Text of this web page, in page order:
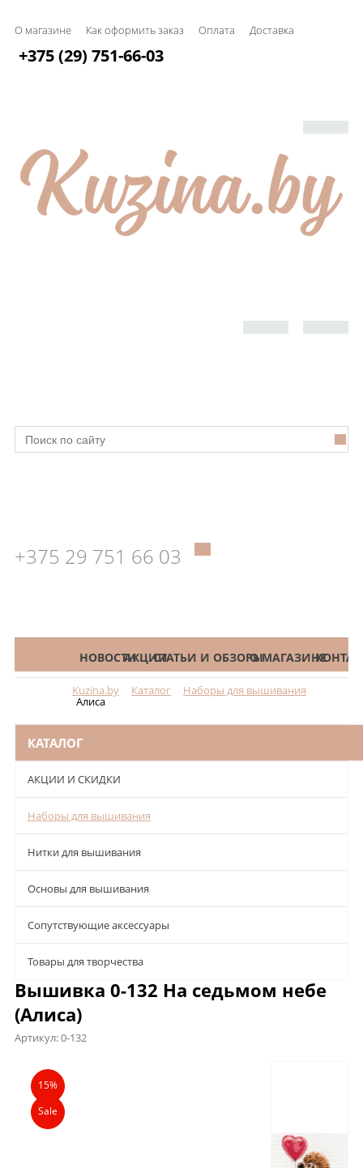
О магазине Как оформить заказ Оплата Доставка
+375 (29) 751-66-03
+375 29 751 66 03
КАТАЛОГНОВОСТИАКЦИИСТАТЬИ И ОБЗОРЫО МАГАЗИНЕ
Kuzina.by Каталог Наборы для вышивания
Алиса
КАТАЛОГ
АКЦИИ И СКИДКИ
Наборы для вышивания
Нитки для вышивания
Основы для вышивания
Сопутствующие аксессуары
Товары для творчества
Вышивка 0-132 На седьмом небе
(Алиса)
Артикул:0-132
Описание
15%
Sale